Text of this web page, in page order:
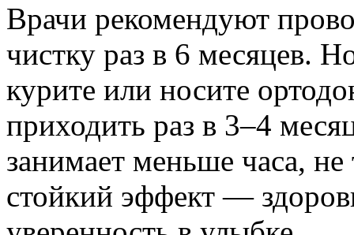
Врачи рекомендуют
чистку раз в 6 месяцев.
курите или носите
приходить раз в 3–4
занимает меньше часа, не
стойкий эффект —